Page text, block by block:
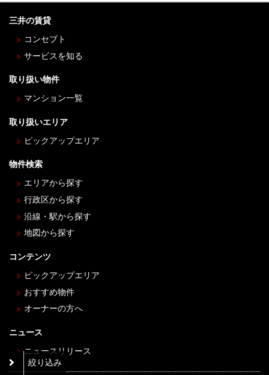
絞り込み
三井の賃貸
コンセプト
サービスを知る
取り扱い物件
マンション一覧
取り扱いエリア
ピックアップエリア
物件検索
エリアから探す
行政区から探す
沿線・駅から探す
地図から探す
コンテンツ
ピックアップエリア
おすすめ物件
オーナーの方へ
ニュース
ニュースリリース